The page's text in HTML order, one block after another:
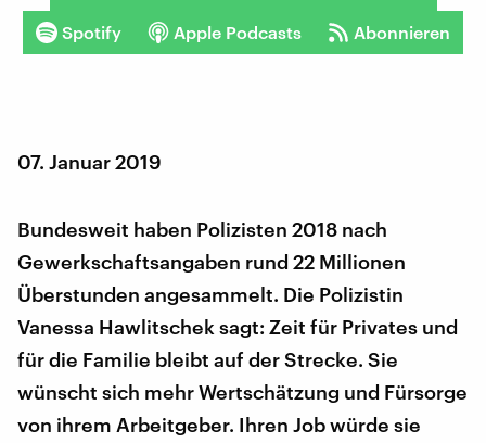
Spotify Apple Podcasts Abonnieren
07. Januar 2019
Bundesweit haben Polizisten 2018 nach
Gewerkschaftsangaben rund 22 Millionen
Überstunden angesammelt. Die Polizistin
Vanessa Hawlitschek sagt: Zeit für Privates und
für die Familie bleibt auf der Strecke. Sie
wünscht sich mehr Wertschätzung und Fürsorge
von ihrem Arbeitgeber. Ihren Job würde sie